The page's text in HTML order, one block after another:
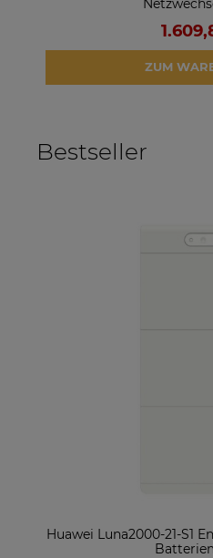
ZUM
Bestseller
Huawei Luna2000-21-S1